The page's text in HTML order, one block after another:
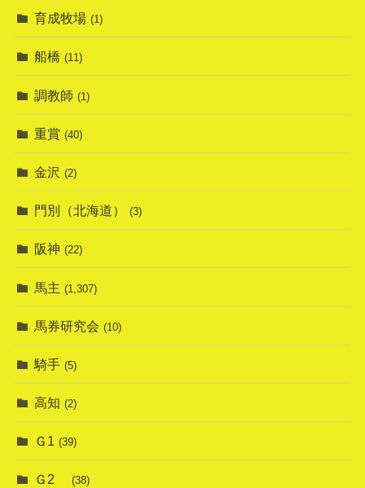
育成牧場 (1)
船橋 (11)
調教師 (1)
重賞 (40)
金沢 (2)
門別（北海道） (3)
阪神 (22)
馬主 (1,307)
馬券研究会 (10)
騎手 (5)
高知 (2)
Ｇ1 (39)
Ｇ2 (38)